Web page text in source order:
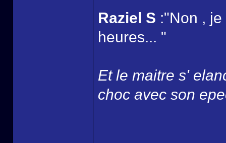
Raziel S :"Non ,
heures... "
Et le maitre s'
choc avec son